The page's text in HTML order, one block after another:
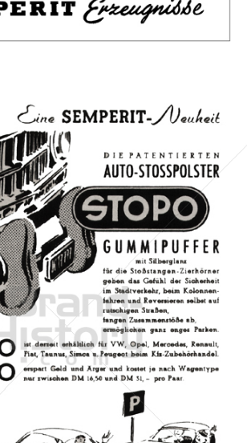
Bild-ID: 67552
Semperit Aktiengesellschaft Holding 1957